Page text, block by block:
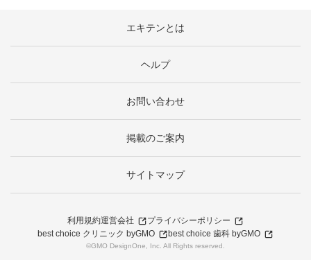
エキテンとは
ヘルプ
お問い合わせ
掲載のご案内
サイトマップ
利用規約運営会社
プライバシーポリシー
best choice クリニック byGMO
best choice 歯科 byGMO
©GMO DesignOne, Inc. All Rights reserved.